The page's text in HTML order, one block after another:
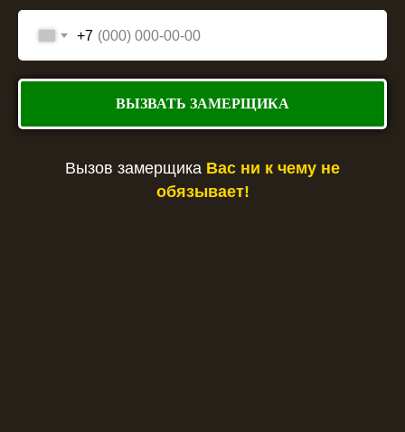
+7
ВЫЗВАТЬ ЗАМЕРЩИКА
Вызов замерщика Вас ни к чему не
обязывает!